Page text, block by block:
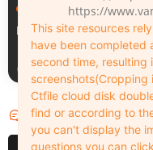
服装（Clothing）
3周前
评论 0
https://
This site resources
have been completed
second time, resulting
screenshots(Cropping
Ctfile cloud disk
find or according to
you can't display the
questions you can